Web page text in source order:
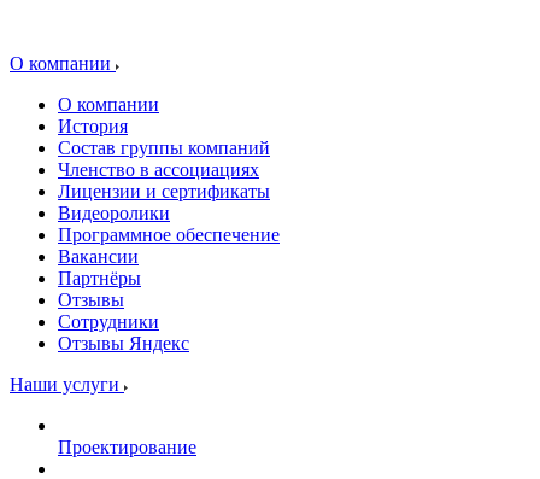
О компании
О компании
История
Состав группы компаний
Членство в ассоциациях
Лицензии и сертификаты
Видеоролики
Программное обеспечение
Вакансии
Партнёры
Отзывы
Сотрудники
Отзывы Яндекс
Наши услуги
Проектирование